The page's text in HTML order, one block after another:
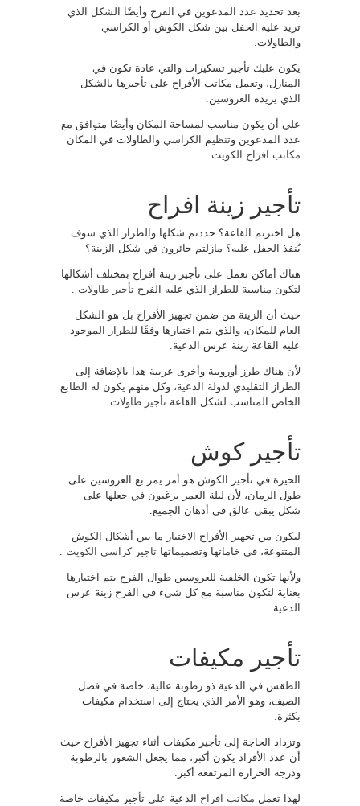
بعد تحديد عدد المدعوين في الفرح وأيضًا الشكل الذي
تريد عليه الحفل بين شكل الكوش أو الكراسي
والطاولات.
يكون عليك تأجير تسكيرات والتي عادة تكون في
المنازل، وتعمل مكاتب الأفراح على تأجيرها بالشكل
الذي يريده العروسين.
على أن يكون مناسب لمساحة المكان وأيضًا متوافق مع
عدد المدعوين وتنظيم الكراسي والطاولات في المكان
مكاتب افراح الكويت
تأجير زينة افراح
هل اخترتم القاعة؟ حددتم شكلها والطراز الذي سوف
يُنفذ الحفل عليه؟ مازلتم حائرون في شكل الزينة؟
هناك أماكن تعمل على تأجير زينة أفراح بمختلف أشكالها
لتكون مناسبة للطراز الذي عليه الفرح تأجير طاولات
حيث أن الزينة من ضمن تجهيز الأفراح بل هو الشكل
العام للمكان، والذي يتم اختيارها وفقًا للطراز الموجود
عليه القاعة زينة عرس الدعية.
لأن هناك طرز أوروبية وأخرى عربية هذا بالإضافة إلى
الطراز التقليدي لدولة الدعية، وكل منهم يكون له الطابع
الخاص المناسب لشكل القاعة تأجير طاولات
تأجير كوش
الحيرة في تأجير الكوش هو أمر يمر بع العروسين على
طول الزمان، لأن ليلة العمر يرغبون في جعلها على
شكل يبقى عالق في أذهان الجميع.
ليكون من تجهيز الأفراح الاختيار ما بين أشكال الكوش
المتنوعة، في خاماتها وتصميماتها تاجير كراسي الكويت
ولأنها تكون الخلفية للعروسين طوال الفرح يتم اختيارها
بعناية لتكون مناسبة مع كل شيء في الفرح زينة عرس
الدعية.
تأجير مكيفات
الطقس في الدعية ذو رطوبة عالية، خاصة في فصل
الصيف، وهو الأمر الذي يحتاج إلى استخدام مكيفات
بكثرة.
وتزداد الحاجة إلى تأجير مكيفات أثناء تجهيز الأفراح حيث
أن عدد الأفراد يكون أكبر، مما يجعل الشعور بالرطوبة
ودرجة الحرارة المرتفعة أكبر.
لهذا تعمل مكاتب افراح الدعية على تأجير مكيفات خاصة